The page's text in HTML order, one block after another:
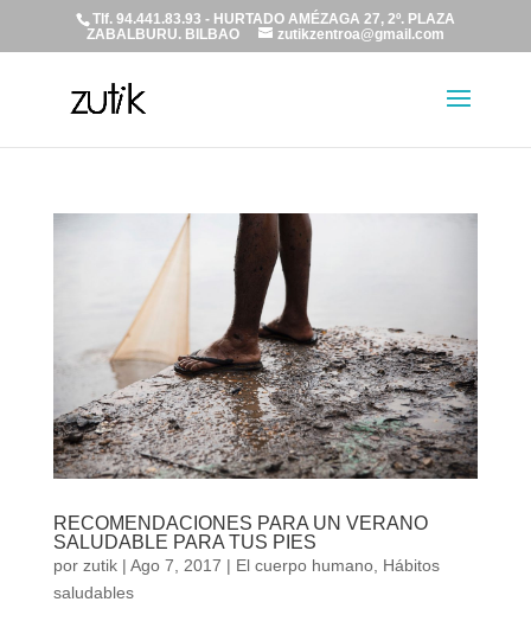
Tlf. 94.441.83.93 - HURTADO AMÉZAGA 27, 2º. PLAZA
ZABALBURU. BILBAO
zutikzentroa@gmail.com
RECOMENDACIONES PARA UN VERANO
SALUDABLE PARA TUS PIES
por zutik| Ago 7, 2017 | El cuerpo humano, Hábitos
saludables